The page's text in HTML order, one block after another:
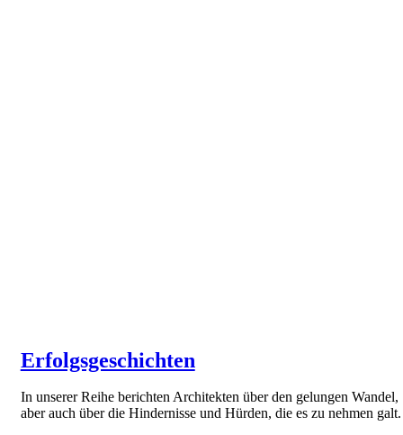
Erfolgsgeschichten
In unserer Reihe berichten Architekten über den gelungen Wandel,
aber auch über die Hindernisse und Hürden, die es zu nehmen galt.